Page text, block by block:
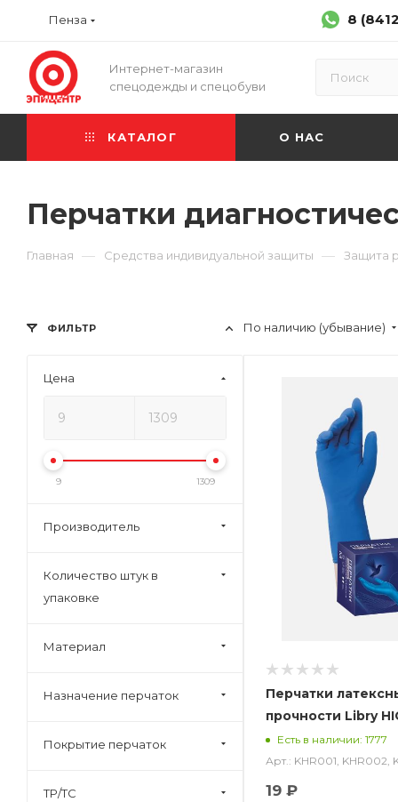
Пенза 8
Интернет-магазин
спецодежды и спецобуви
КАТАЛОГ О НАС
Перчатки
Главная — Средства индивидуальной защиты — Защита
По наличию (убывание)
Перчатки
прочности Libry
пар в уп.)
Есть в наличии: 1777
Арт.: KHR001, KHR002,
19 ₽
ФИЛЬТР
Цена
9 1309
Производитель
Количество штук в
упаковке
Материал
Назначение перчаток
Покрытие перчаток
ТР/ТС